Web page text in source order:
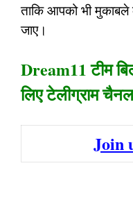
ताकि आपको भी मुकाबले
जाए।
Dream11 टीम
लिए टेलीग्राम
Join